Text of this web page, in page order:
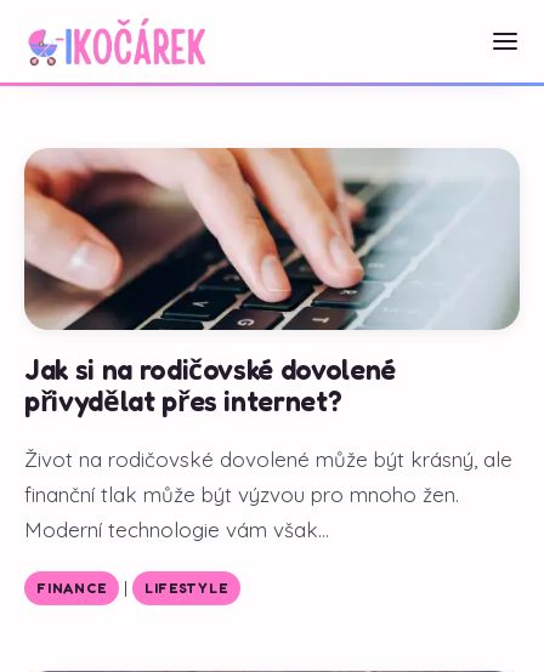
Jak si na rodičovské dovolené
přivydělat přes internet?
Život na rodičovské dovolené může být krásný, ale
finanční tlak může být výzvou pro mnoho žen.
Moderní technologie vám však...
FINANCE | LIFESTYLE